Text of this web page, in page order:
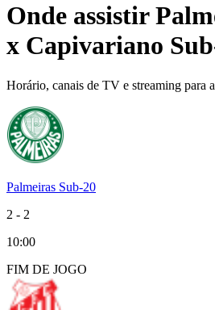
Onde assistir
x Capivariano
Horário, canais de TV e streaming para
Palmeiras Sub-20
2 - 2
10:00
FIM DE JOGO